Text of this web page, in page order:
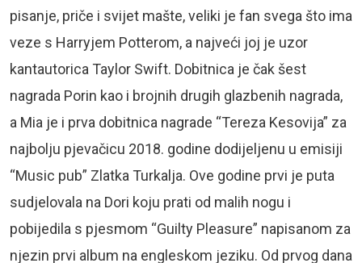
pisanje, priče i svijet mašte, veliki je fan svega što ima
veze s Harryjem Potterom, a najveći joj je uzor
kantautorica Taylor Swift. Dobitnica je čak šest
nagrada Porin kao i brojnih drugih glazbenih nagrada,
a Mia je i prva dobitnica nagrade “Tereza Kesovija” za
najbolju pjevačicu 2018. godine dodijeljenu u emisiji
“Music pub” Zlatka Turkalja. Ove godine prvi je puta
sudjelovala na Dori koju prati od malih nogu i
pobijedila s pjesmom “Guilty Pleasure” napisanom za
njezin prvi album na engleskom jeziku. Od prvog dana